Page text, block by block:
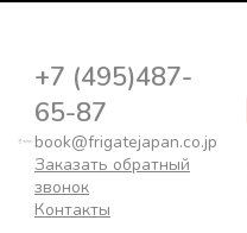
+7 (495)487-
65-87
book@frigatejapan.co.jp
Заказать обратный
звонок
Контакты